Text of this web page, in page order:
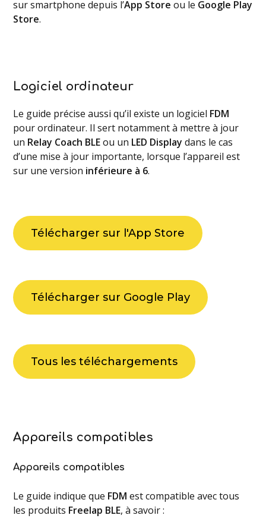
sur smartphone depuis l’App Store ou le Google Play
Store.
Logiciel ordinateur
Le guide précise aussi qu’il existe un logiciel FDM
pour ordinateur. Il sert notamment à mettre à jour
un Relay Coach BLEou un LED Display dans le cas
d’une mise à jour importante, lorsque l’appareil est
sur une version inférieure à 6.
Télécharger sur l'App Store
Télécharger sur Google Play
Tous les téléchargements
Appareils compatibles
Appareils compatibles
Le guide indique que FDM est compatible avec tous
les produits Freelap BLE, à savoir :